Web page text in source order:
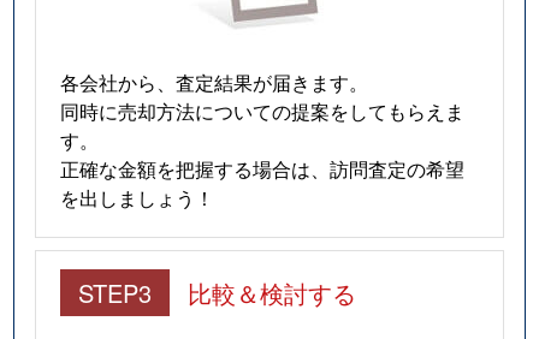
各会社から、査定結果が届きます。
同時に売却方法についての提案をしてもらえま
す。
正確な金額を把握する場合は、訪問査定の希望
を出しましょう！
STEP3 比較＆検討する